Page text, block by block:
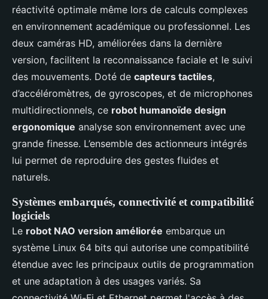
réactivité optimale même lors de calculs complexes
en environnement académique ou professionnel. Les
deux caméras HD, améliorées dans la dernière
version, facilitent la reconnaissance faciale et le suivi
des mouvements. Doté de capteurs tactiles,
d’accéléromètres, de gyroscopes, et de microphones
multidirectionnels, ce robot humanoïde design
ergonomique analyse son environnement avec une
grande finesse. L’ensemble des actionneurs intégrés
lui permet de reproduire des gestes fluides et
naturels.
Systèmes embarqués, connectivité et compatibilité
logiciels
Le robot NAO version améliorée embarque un
système Linux 64 bits qui autorise une compatibilité
étendue avec les principaux outils de programmation
et une adaptation à des usages variés. Sa